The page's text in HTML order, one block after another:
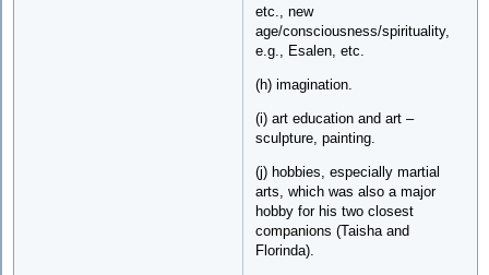
etc., new
age/consciousness/spirituality,
e.g., Esalen, etc.
(h) imagination.
(i) art education and art –
sculpture, painting.
(j) hobbies, especially martial
arts, which was also a major
hobby for his two closest
companions (Taisha and
Florinda).